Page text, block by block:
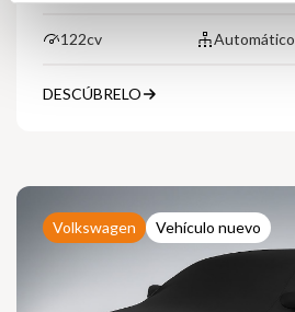
122cv Automático
DESCÚBRELO
Volkswagen Vehículo nuevo